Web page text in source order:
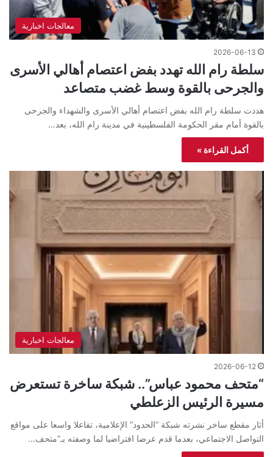
معالجات اخبارية
2026-06-13
سلطة رام الله تهدد بفض اعتصام أهالي الأسرى
والجرحى بالقوة وسط غضب متصاعد
هددت سلطة رام الله بفض اعتصام أهالي الأسرى والشهداء والجرحى
بالقوة أمام مقر الحكومة الفلسطينية في مدينة رام الله، بعد…
أكمل القراءة »
معالجات اخبارية
2026-06-12
“متحف محمود عباس”.. شبكة ساخرة تستعرض
مسيرة الرئيس الزعلطي
أثار مقطع ساخر نشرته شبكة “الحدود” الإعلامية، تفاعلا واسعا على مواقع
التواصل الاجتماعي، بعدما قدم عرضا افتراضيا لما وصفته بـ”متحف…